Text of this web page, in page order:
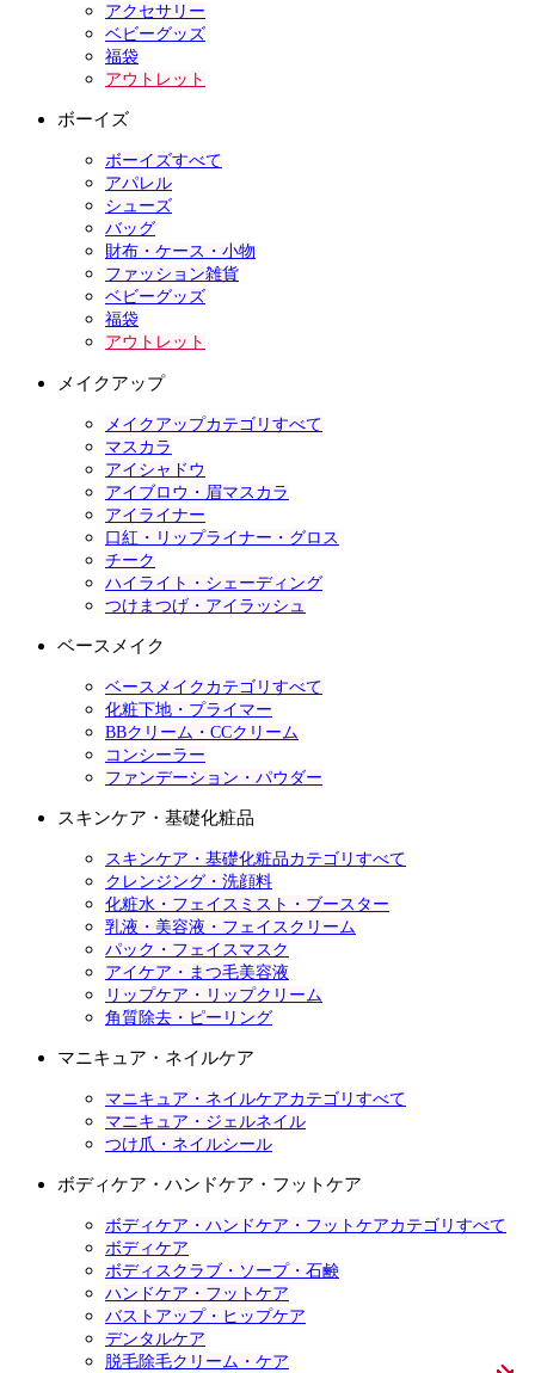
アクセサリー
ベビーグッズ
福袋
アウトレット
ボーイズ
ボーイズすべて
アパレル
シューズ
バッグ
財布・ケース・小物
ファッション雑貨
ベビーグッズ
福袋
アウトレット
メイクアップ
メイクアップカテゴリすべて
マスカラ
アイシャドウ
アイブロウ・眉マスカラ
アイライナー
口紅・リップライナー・グロス
チーク
ハイライト・シェーディング
つけまつげ・アイラッシュ
ベースメイク
ベースメイクカテゴリすべて
化粧下地・プライマー
BBクリーム・CCクリーム
コンシーラー
ファンデーション・パウダー
スキンケア・基礎化粧品
スキンケア・基礎化粧品カテゴリすべて
クレンジング・洗顔料
化粧水・フェイスミスト・ブースター
乳液・美容液・フェイスクリーム
パック・フェイスマスク
アイケア・まつ毛美容液
リップケア・リップクリーム
角質除去・ピーリング
マニキュア・ネイルケア
マニキュア・ネイルケアカテゴリすべて
マニキュア・ジェルネイル
つけ爪・ネイルシール
ボディケア・ハンドケア・フットケア
ボディケア・ハンドケア・フットケアカテゴリすべて
ボディケア
ボディスクラブ・ソープ・石鹸
ハンドケア・フットケア
バストアップ・ヒップケア
デンタルケア
脱毛除毛クリーム・ケア